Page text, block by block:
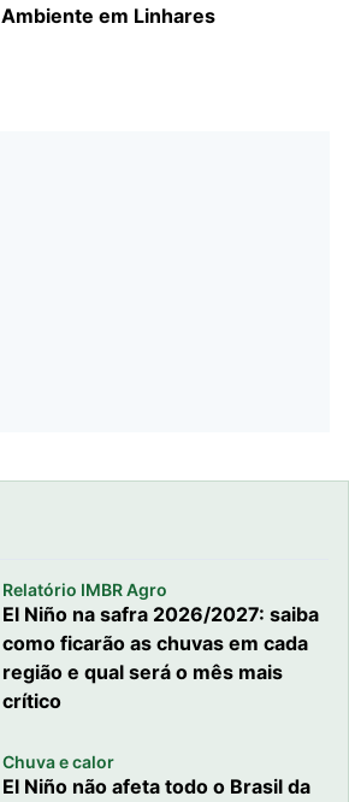
Ambiente em Linhares
Relatório IMBR Agro
El Niño na safra 2026/2027: saiba
como ficarão as chuvas em cada
região e qual será o mês mais
crítico
Chuva e calor
El Niño não afeta todo o Brasil da